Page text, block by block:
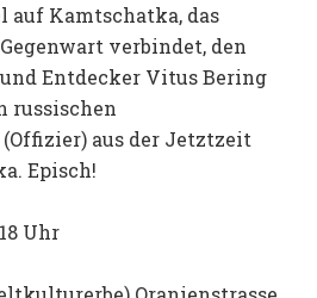
auf Kamtschatka, das
verbindet, den
Entdecker Vitus Bering
russischen
aus der Jetztzeit
Episch!
Uhr